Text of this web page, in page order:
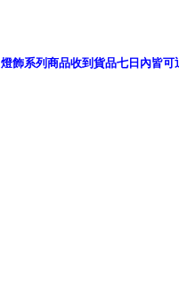
燈飾系列商品收到貨品七日內皆